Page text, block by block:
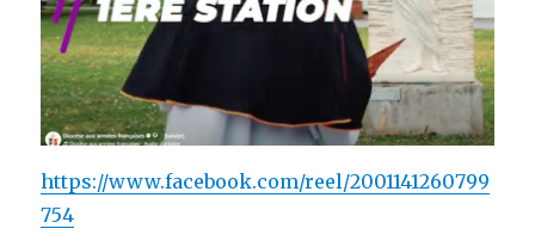
https://www.facebook.com/reel/2001141260799
754